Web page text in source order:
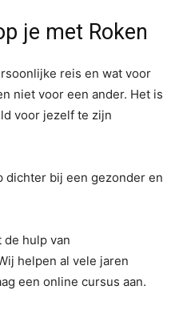
je met Roken
reis en wat voor
niet voor een ander. Het is
voor jezelf te zijn
dichter bij een gezonder en
de hulp van
helpen al vele jaren
een online cursus aan.